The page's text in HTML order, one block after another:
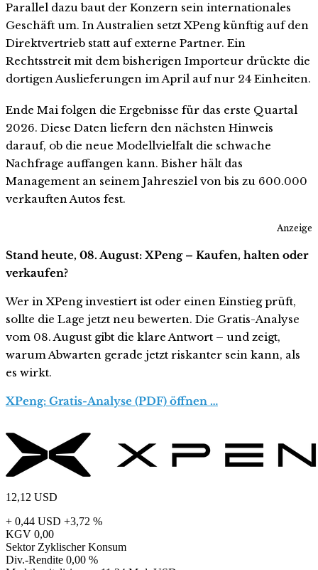
Parallel dazu baut der Konzern sein internationales
Geschäft um. In Australien setzt XPeng künftig auf den
Direktvertrieb statt auf externe Partner. Ein
Rechtsstreit mit dem bisherigen Importeur drückte die
dortigen Auslieferungen im April auf nur 24 Einheiten.
Ende Mai folgen die Ergebnisse für das erste Quartal
2026. Diese Daten liefern den nächsten Hinweis
darauf, ob die neue Modellvielfalt die schwache
Nachfrage auffangen kann. Bisher hält das
Management an seinem Jahresziel von bis zu 600.000
verkauften Autos fest.
Anzeige
Stand heute, 08. August: XPeng – Kaufen, halten oder
verkaufen?
Wer in XPeng investiert ist oder einen Einstieg prüft,
sollte die Lage jetzt neu bewerten. Die Gratis-Analyse
vom 08. August gibt die klare Antwort – und zeigt,
warum Abwarten gerade jetzt riskanter sein kann, als
es wirkt.
XPeng: Gratis-Analyse (PDF) öffnen …
12,12 USD
+ 0,44 USD +3,72 %
KGV 0,00
Sektor Zyklischer Konsum
Div.-Rendite 0,00 %